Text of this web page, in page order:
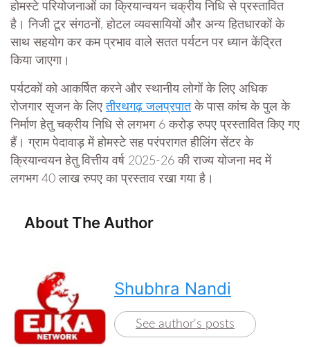
होमस्टे परियोजनाओं का क्रियान्वयन चक्रीय निधि से प्रस्तावित
है। निजी टूर संगठनों, होटल व्यवसायियों और अन्य हितधारकों के
साथ सहयोग कर कम प्रभाव वाले सतत पर्यटन पर ध्यान केंद्रित
किया जाएगा।
पर्यटकों को आकर्षित करने और स्थानीय लोगों के लिए अधिक
रोजगार सृजन के लिएतीरथगढ़ जलप्रपातके पास कांच के पुल के
निर्माण हेतु चक्रीय निधि से लगभग 6 करोड़ रुपए प्रस्तावित किए गए
हैं। ग्राम पेदावाड़ में होमस्टे सह परंपरागत हीलिंग सेंटर के
क्रियान्वयन हेतु वित्तीय वर्ष 2025-26 की राज्य योजना मद में
लगभग 40 लाख रुपए का प्रस्ताव रखा गया है।
About The Author
Shubhra Nandi
See author's posts